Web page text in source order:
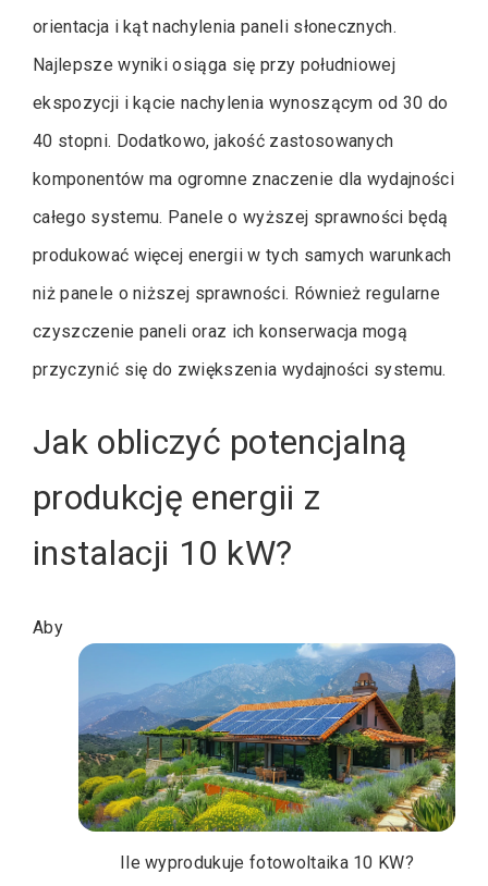
orientacja i kąt nachylenia paneli słonecznych.
Najlepsze wyniki osiąga się przy południowej
ekspozycji i kącie nachylenia wynoszącym od 30 do
40 stopni. Dodatkowo, jakość zastosowanych
komponentów ma ogromne znaczenie dla wydajności
całego systemu. Panele o wyższej sprawności będą
produkować więcej energii w tych samych warunkach
niż panele o niższej sprawności. Również regularne
czyszczenie paneli oraz ich konserwacja mogą
przyczynić się do zwiększenia wydajności systemu.
Jak obliczyć potencjalną
produkcję energii z
instalacji 10 kW?
Ile wyprodukuje fotowoltaika 10 KW?
Aby